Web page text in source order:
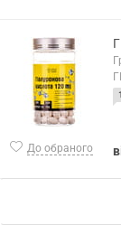
До обраного
1